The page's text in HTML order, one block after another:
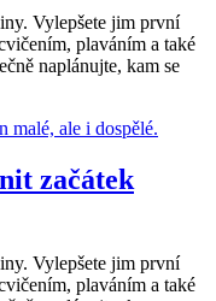
Vylepšete jim první
plaváním a také
naplánujte, kam se
začátek
Vylepšete jim první
plaváním a také